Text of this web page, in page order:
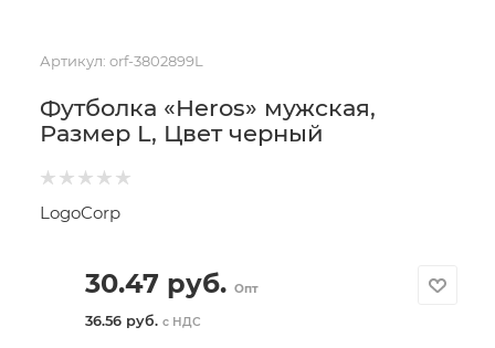
Артикул: orf-3802899L
Футболка «Heros» мужская,
Размер L, Цвет черный
LogoCorp
30.47 руб. Опт
36.56 руб. с НДС